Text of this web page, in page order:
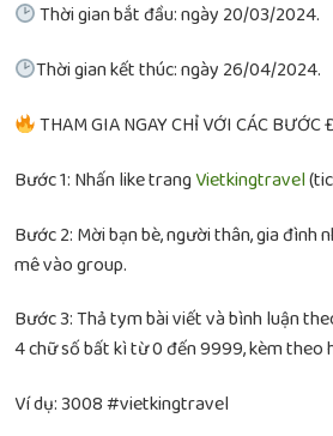
Thời gian bắt đầu: ngày 20/03/2024.
Thời gian kết thúc: ngày 26/04/2024.
THAM GIA NGAY CHỈ VỚI CÁC BƯỚC
Bước 1: Nhấn like trangVietkingtravel
Bước 2: Mời bạn bè, người thân, gia đình
mê vào group.
Bước 3: Thả tym bài viết và bình luận
4 chữ số bất kì từ 0 đến 9999, kèm theo
Ví dụ: 3008 #vietkingtravel